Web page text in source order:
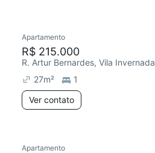
Redecorar
Apartamento
R$ 215.000
R. Artur Bernardes, Vila Invernada
27m²
1
Ver contato
Apartamento